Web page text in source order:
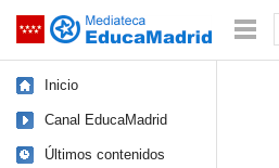
Saltar navegación
Inicio
Canal EducaMadrid
Últimos contenidos